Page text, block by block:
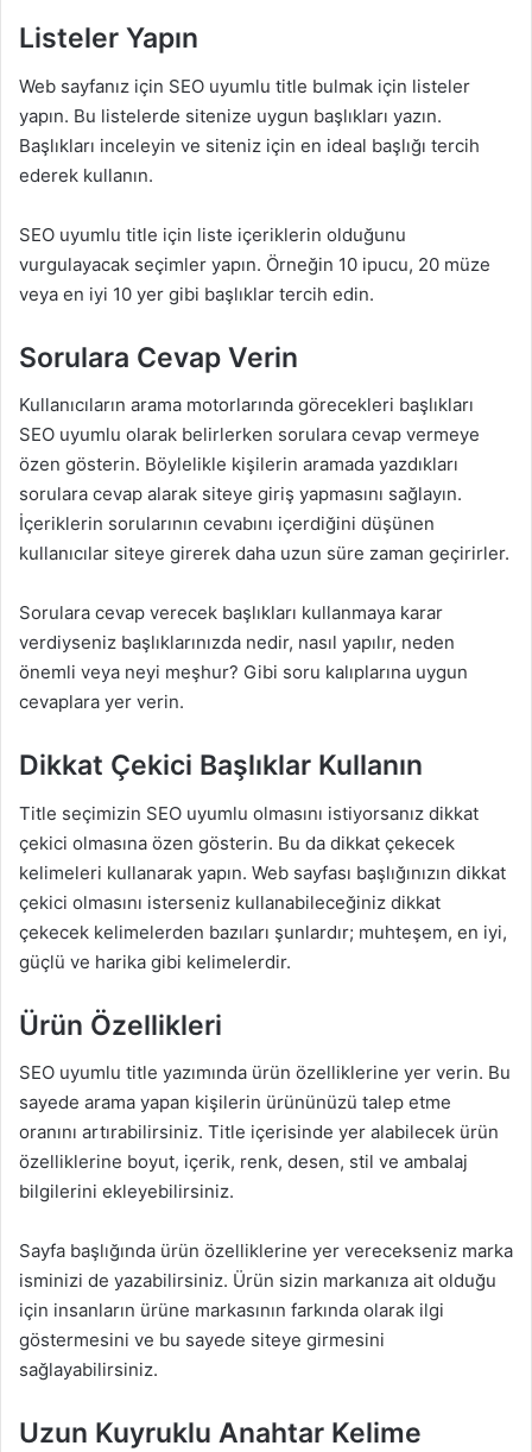
Listeler Yapın
Web sayfanız için SEO uyumlu title bulmak için listeler
yapın. Bu listelerde sitenize uygun başlıkları yazın.
Başlıkları inceleyin ve siteniz için en ideal başlığı tercih
ederek kullanın.
SEO uyumlu title için liste içeriklerin olduğunu
vurgulayacak seçimler yapın. Örneğin 10 ipucu, 20 müze
veya en iyi 10 yer gibi başlıklar tercih edin.
Sorulara Cevap Verin
Kullanıcıların arama motorlarında görecekleri başlıkları
SEO uyumlu olarak belirlerken sorulara cevap vermeye
özen gösterin. Böylelikle kişilerin aramada yazdıkları
sorulara cevap alarak siteye giriş yapmasını sağlayın.
İçeriklerin sorularının cevabını içerdiğini düşünen
kullanıcılar siteye girerek daha uzun süre zaman geçirirler.
Sorulara cevap verecek başlıkları kullanmaya karar
verdiyseniz başlıklarınızda nedir, nasıl yapılır, neden
önemli veya neyi meşhur? Gibi soru kalıplarına uygun
cevaplara yer verin.
Dikkat Çekici Başlıklar Kullanın
Title seçimizin SEO uyumlu olmasını istiyorsanız dikkat
çekici olmasına özen gösterin. Bu da dikkat çekecek
kelimeleri kullanarak yapın. Web sayfası başlığınızın dikkat
çekici olmasını isterseniz kullanabileceğiniz dikkat
çekecek kelimelerden bazıları şunlardır; muhteşem, en iyi,
güçlü ve harika gibi kelimelerdir.
Ürün Özellikleri
SEO uyumlu title yazımında ürün özelliklerine yer verin. Bu
sayede arama yapan kişilerin ürününüzü talep etme
oranını artırabilirsiniz. Title içerisinde yer alabilecek ürün
özelliklerine boyut, içerik, renk, desen, stil ve ambalaj
bilgilerini ekleyebilirsiniz.
Sayfa başlığında ürün özelliklerine yer verecekseniz marka
isminizi de yazabilirsiniz. Ürün sizin markanıza ait olduğu
için insanların ürüne markasının farkında olarak ilgi
göstermesini ve bu sayede siteye girmesini
sağlayabilirsiniz.
Uzun Kuyruklu Anahtar Kelime